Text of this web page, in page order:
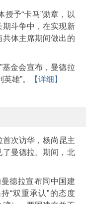
予“卡马”勋章，以
斗争中，在实现新
共体主席期间做出的
金会宣布，曼德拉
雄”。
【详细】
次访华，杨尚昆主
了曼德拉。期间，北
德拉宣布同中国建
“双重承认”的态度